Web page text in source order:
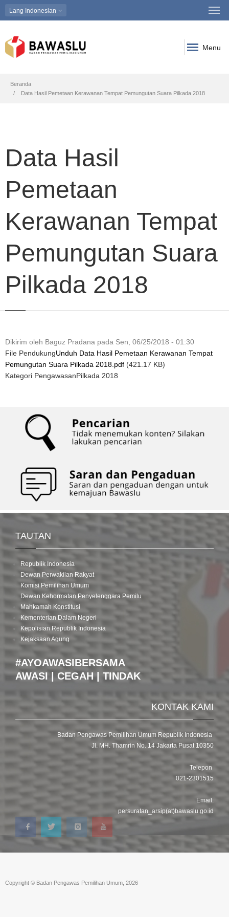
Lang Indonesian
Menu
Breadcrumb
Beranda
Data Hasil Pemetaan Kerawanan Tempat Pemungutan Suara Pilkada 2018
Data Hasil
Pemetaan
Kerawanan Tempat
Pemungutan Suara
Pilkada 2018
Dikirim oleh Baguz Pradana pada Sen, 06/25/2018 - 01:30
File PendukungUnduh Data Hasil Pemetaan Kerawanan Tempat
Pemungutan Suara Pilkada 2018.pdf (421.17 KB)
Kategori PengawasanPilkada 2018
TAUTAN
Republik Indonesia
Dewan Perwakilan Rakyat
Komisi Pemilihan Umum
Dewan Kehormatan Penyelenggara Pemilu
Mahkamah Konstitusi
Kementerian Dalam Negeri
Kepolisian Republik Indonesia
Kejaksaan Agung
#AYOAWASIBERSAMA
AWASI | CEGAH | TINDAK
KONTAK KAMI
Badan Pengawas Pemilihan Umum Republik Indonesia
Jl. MH. Thamrin No. 14 Jakarta Pusat 10350
Telepon
021-2301515
Email:
persuratan_arsip(at)bawaslu.go.id
Copyright © Badan Pengawas Pemilihan Umum, 2026